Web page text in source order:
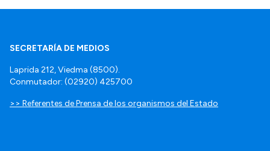
SECRETARÍA DE MEDIOS
Laprida 212, Viedma (8500).
Conmutador: (02920) 425700
>> Referentes de Prensa de los organismos del Estado